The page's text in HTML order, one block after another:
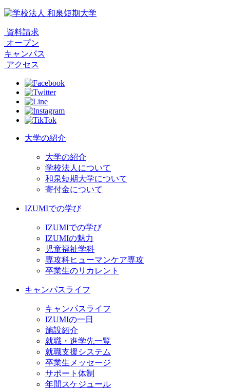
資料請求
オープン
キャンパス
アクセス
大学の紹介
大学の紹介
学校法人について
和泉短期大学について
寄付金について
IZUMIでの学び
IZUMIでの学び
IZUMIの魅力
児童福祉学科
専攻科ヒューマンケア専攻
卒業生のリカレント
キャンパスライフ
キャンパスライフ
IZUMIの一日
施設紹介
就職・進学先一覧
就職支援システム
卒業生メッセージ
サポート体制
年間スケジュール